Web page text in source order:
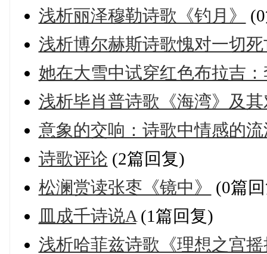
浅析丽泽穆勒诗歌《钓月》
浅析博尔赫斯诗歌愧对一切死
她在大雪中试穿红色布拉吉
浅析毕肖普诗歌《海湾》及
意象的交响：诗歌中情感的
诗歌评论 (2篇回复)
松澜赏读张枣《镜中》
(0篇
皿成千诗说A(1篇回复)
浅析哈菲兹诗歌《理想之宫